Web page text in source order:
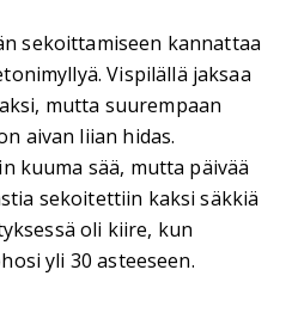
sekoittamiseen kannattaa
Vispilällä jaksaa
mutta suurempaan
aivan liian hidas.
kuuma sää, mutta päivää
sekoitettiin kaksi säkkiä
oli kiire, kun
yli 30 asteeseen.